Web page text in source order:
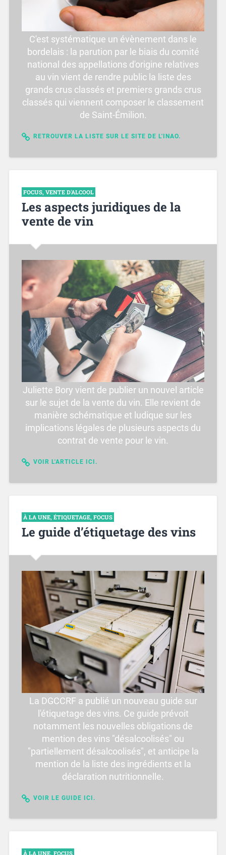
C'est systématique un évènement dans le
bordelais : la parution par le biais du comité
national des appellations d'origine relatives
au vin vient de rendre public la liste des
grands crus classés et premiers grands crus
classés qui viennent composer le classement
de Saint-Émilion.
RETROUVER LA LISTE SUR LE SITE DE L'INAO.
FOCUS, VENTE D'ALCOOL
Les aspects juridiques de la
vente de vin
Juliette Bory vient de publier un nouvel article
sur le sujet de la vente du vin. Elle revient de
manière schématique et ludique sur les
implications légales de plusieurs aspects du
contrat de vente pour le vin.
VOIR L'ARTICLE ICI.
À LA UNE, ÉTIQUETAGE, FOCUS
Le guide d’étiquetage des vins
La DGCCRF a publié un nouveau guide sur
l'étiquetage des vins. Ce guide prévoit
notamment les nouvelles obligations de
mention des vins "désalcoolisés" ou
"partiellement désalcoolisés", et anticipe la
mention de la liste des ingrédients et la
déclaration nutritionnelle.
VOIR LE GUIDE ICI.
À LA UNE, FOCUS